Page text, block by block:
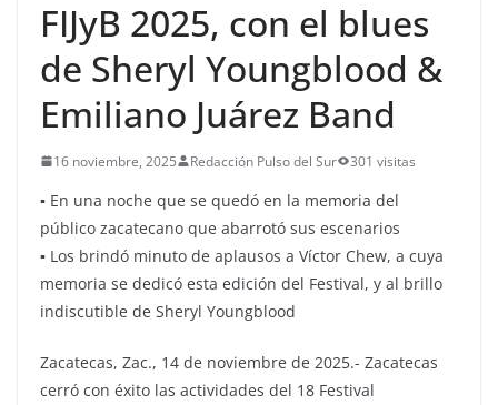
FIJyB 2025, con el blues
de Sheryl Youngblood &
Emiliano Juárez Band
16 noviembre, 2025 Redacción Pulso del Sur 301 visitas
▪ En una noche que se quedó en la memoria del
público zacatecano que abarrotó sus escenarios
▪ Los brindó minuto de aplausos a Víctor Chew, a cuya
memoria se dedicó esta edición del Festival, y al brillo
indiscutible de Sheryl Youngblood
Zacatecas, Zac., 14 de noviembre de 2025.- Zacatecas
cerró con éxito las actividades del 18 Festival